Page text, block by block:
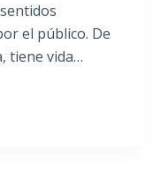
el público. De
tiene vida…